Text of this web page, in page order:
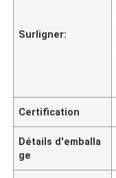
Surligner:
Certification
Détails d'emballa
ge